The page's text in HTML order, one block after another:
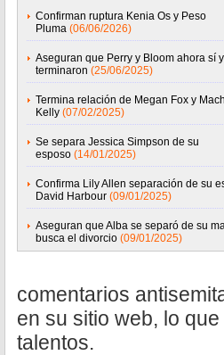
Confirman ruptura Kenia Os y Peso
Pluma (06/06/2026)
Aseguran que Perry y Bloom ahora sí
terminaron (25/06/2025)
Termina relación de Megan Fox y
Kelly (07/02/2025)
Se separa Jessica Simpson de su
esposo (14/01/2025)
Confirma Lily Allen separación de su
David Harbour (09/01/2025)
Aseguran que Alba se separó de su
busca el divorcio (09/01/2025)
comentarios
en su sitio web, lo
talentos.